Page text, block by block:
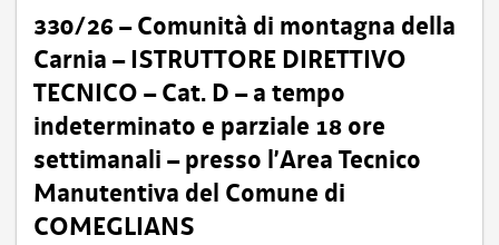
330/26 – Comunità di montagna della
Carnia – ISTRUTTORE DIRETTIVO
TECNICO – Cat. D – a tempo
indeterminato e parziale 18 ore
settimanali – presso l’Area Tecnico
Manutentiva del Comune di
COMEGLIANS